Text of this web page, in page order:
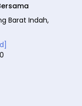
Barat Indah,